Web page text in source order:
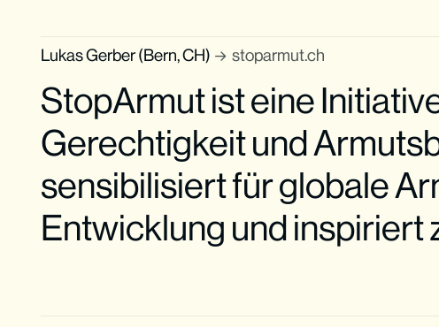
Lukas Gerber (Bern, CH) stoparmut.ch
StopArmut ist eine
Gerechtigkeit und
sensibilisiert für globale
Entwicklung und inspiriert